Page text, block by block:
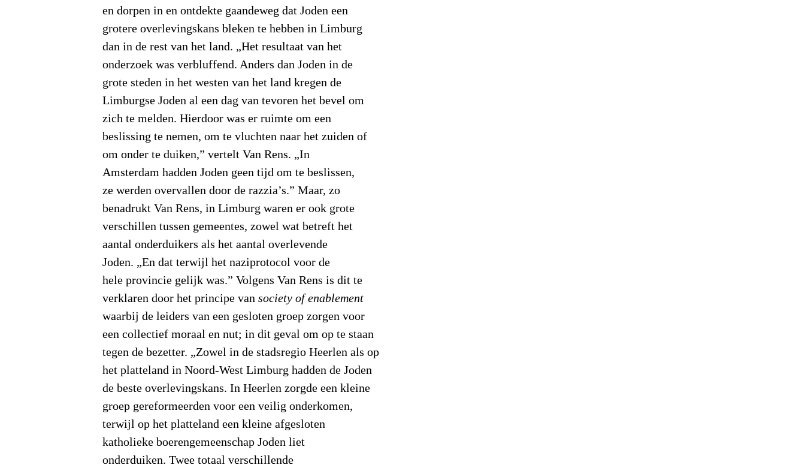
en dorpen in en ontdekte gaandeweg dat Joden een
grotere overlevingskans bleken te hebben in Limburg
dan in de rest van het land. „Het resultaat van het
onderzoek was verbluffend. Anders dan Joden in de
grote steden in het westen van het land kregen de
Limburgse Joden al een dag van tevoren het bevel om
zich te melden. Hierdoor was er ruimte om een
beslissing te nemen, om te vluchten naar het zuiden of
om onder te duiken,” vertelt Van Rens. „In
Amsterdam hadden Joden geen tijd om te beslissen,
ze werden overvallen door de razzia’s.” Maar, zo
benadrukt Van Rens, in Limburg waren er ook grote
verschillen tussen gemeentes, zowel wat betreft het
aantal onderduikers als het aantal overlevende
Joden. „En dat terwijl het naziprotocol voor de
hele provincie gelijk was.” Volgens Van Rens is dit te
verklaren door het principe vansociety of enablement
waarbij de leiders van een gesloten groep zorgen voor
een collectief moraal en nut; in dit geval om op te staan
tegen de bezetter. „Zowel in de stadsregio Heerlen als op
het platteland in Noord-West Limburg hadden de Joden
de beste overlevingskans. In Heerlen zorgde een kleine
groep gereformeerden voor een veilig onderkomen,
terwijl op het platteland een kleine afgesloten
katholieke boerengemeenschap Joden liet
onderduiken. Twee totaal verschillende